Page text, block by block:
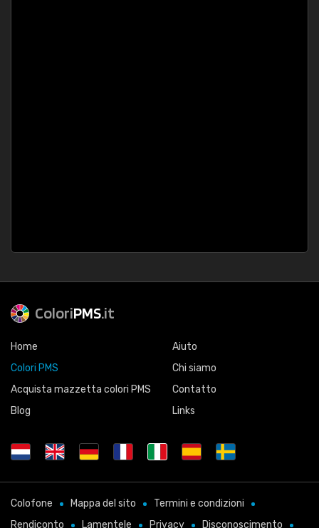
ColoriPMS.it
Home
Colori PMS
Acquista mazzetta colori PMS
Blog
Aiuto
Chi siamo
Contatto
Links
Colofone Mappa del sito
Termini e condizioni
Rendiconto
Lamentele Privacy Disconoscimento